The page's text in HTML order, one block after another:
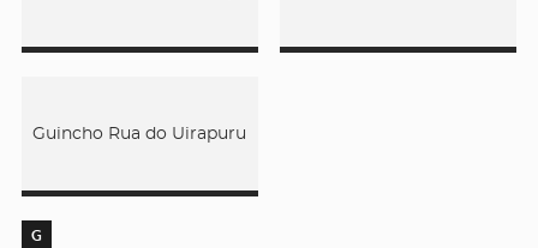
Guincho Rua do Uirapuru
G